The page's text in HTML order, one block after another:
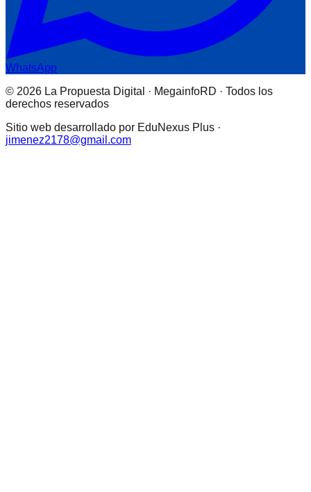
WhatsApp
© 2026 La Propuesta Digital · MegainfoRD · Todos los
derechos reservados
Sitio web desarrollado por EduNexus Plus ·
jimenez2178@gmail.com